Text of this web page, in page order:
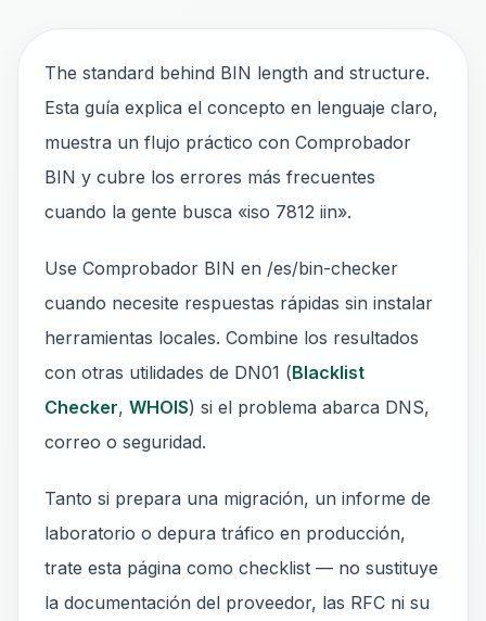
The standard behind BIN length and structure.
Esta guía explica el concepto en lenguaje claro,
muestra un flujo práctico con Comprobador
BIN y cubre los errores más frecuentes
cuando la gente busca «iso 7812 iin».
Use Comprobador BIN en /es/bin-checker
cuando necesite respuestas rápidas sin instalar
herramientas locales. Combine los resultados
con otras utilidades de DN01 (Blacklist
Checker, WHOIS) si el problema abarca DNS,
correo o seguridad.
Tanto si prepara una migración, un informe de
laboratorio o depura tráfico en producción,
trate esta página como checklist — no sustituye
la documentación del proveedor, las RFC ni su